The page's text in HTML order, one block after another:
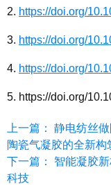
2. https://doi.org/
3. https://doi.org/
4. https://doi.org/
5. https://doi.org/
上一篇： 静电纺丝
陶瓷气凝胶的全新构
下一篇： 智能凝胶
科技